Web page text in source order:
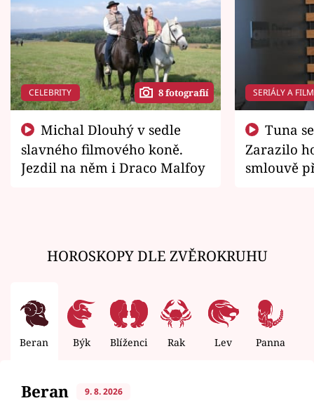
CELEBRITY 8 fotografií
slavného filmového koně.
Jezdil na něm i Draco Malfoy
SERIÁLY A
Zarazilo
smlouvě
HOROSKOPY DLE ZVĚROKRUHU
Beran Býk Blíženci Rak Lev Panna
Beran 9. 8. 2026